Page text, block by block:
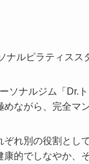
ルピラティスス
ソナルジム「Dr.
ながら、完全マ
れ別の役割とし
的でしなやか、